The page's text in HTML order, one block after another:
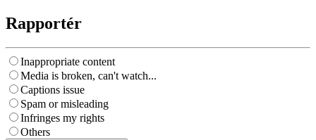
Rapportér
Inappropriate content
Media is broken, can't watch...
Captions issue
Spam or misleading
Infringes my rights
Others